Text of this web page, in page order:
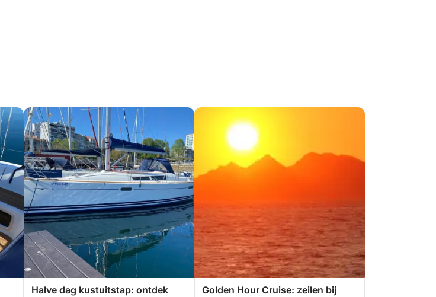
Halve dag kustuitstap: ontdek Golden Hour Cruise: zeilen bij